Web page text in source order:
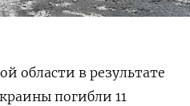
области в результате
погибли 11